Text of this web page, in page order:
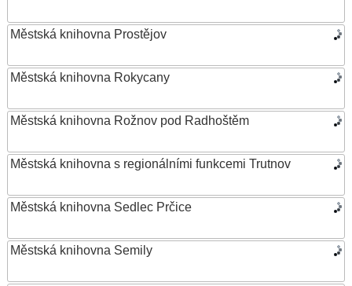
Městská knihovna Prostějov
Městská knihovna Rokycany
Městská knihovna Rožnov pod Radhoštěm
Městská knihovna s regionálními funkcemi Trutnov
Městská knihovna Sedlec Prčice
Městská knihovna Semily